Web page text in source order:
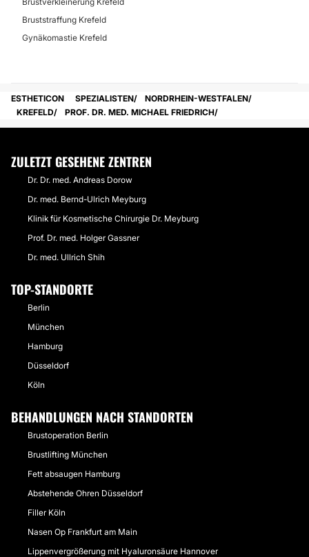
Bruststraffung Krefeld
Gynäkomastie Krefeld
ESTHETICON SPEZIALISTEN
NORDRHEIN-WESTFALEN
KREFELD
PROF. DR. MED. MICHAEL FRIEDRICH
ZULETZT GESEHENE ZENTREN
Dr. Dr. med. Andreas Dorow
Dr. med. Bernd-Ulrich Meyburg
Klinik für Kosmetische Chirurgie Dr. Meyburg
Prof. Dr. med. Holger Gassner
Dr. med. Ullrich Shih
TOP-STANDORTE
Berlin
München
Hamburg
Düsseldorf
Köln
BEHANDLUNGEN NACH STANDORTEN
Brustoperation Berlin
Brustlifting München
Fett absaugen Hamburg
Abstehende Ohren Düsseldorf
Filler Köln
Nasen Op Frankfurt am Main
Lippenvergrößerung mit Hyaluronsäure Hannover